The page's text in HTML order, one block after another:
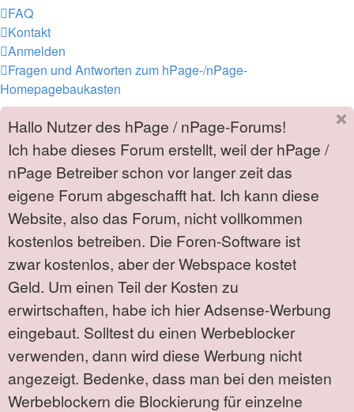
FAQ
Kontakt
Anmelden
Fragen und Antworten zum hPage-/nPage-
Homepagebaukasten
Hallo Nutzer des hPage / nPage-Forums!
Ich habe dieses Forum erstellt, weil der hPage /
nPage Betreiber schon vor langer zeit das
eigene Forum abgeschafft hat. Ich kann diese
Website, also das Forum, nicht vollkommen
kostenlos betreiben. Die Foren-Software ist
zwar kostenlos, aber der Webspace kostet
Geld. Um einen Teil der Kosten zu
erwirtschaften, habe ich hier Adsense-Werbung
eingebaut. Solltest du einen Werbeblocker
verwenden, dann wird diese Werbung nicht
angezeigt. Bedenke, dass man bei den meisten
Werbeblockern die Blockierung für einzelne